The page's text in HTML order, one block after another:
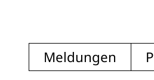
Meldungen